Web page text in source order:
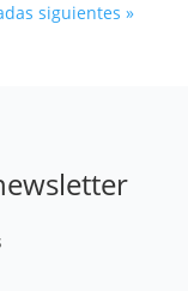
siguientes »